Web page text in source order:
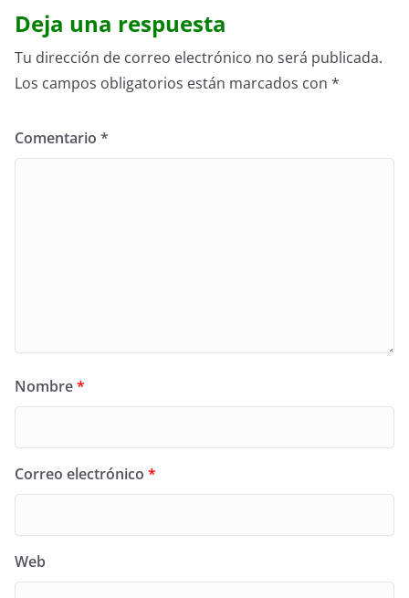
Deja una respuesta
Tu dirección de correo electrónico no será publicada.
Los campos obligatorios están marcados con *
Comentario *
Nombre*
Correo electrónico *
Web